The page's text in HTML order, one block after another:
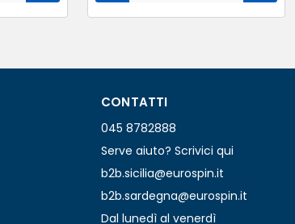
CONTATTI
045 8782888
Serve aiuto? Scrivici qui
b2b.sicilia@eurospin.it
b2b.sardegna@eurospin.it
Dal lunedì al venerdì